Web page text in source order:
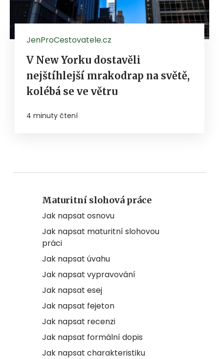
JenProCestovatele.cz
V New Yorku dostavěli
nejštíhlejší mrakodrap na světě,
kolébá se ve větru
4 minuty čtení
Maturitní slohová práce
Jak napsat osnovu
Jak napsat maturitní slohovou
práci
Jak napsat úvahu
Jak napsat vypravování
Jak napsat esej
Jak napsat fejeton
Jak napsat recenzi
Jak napsat formální dopis
Jak napsat charakteristiku